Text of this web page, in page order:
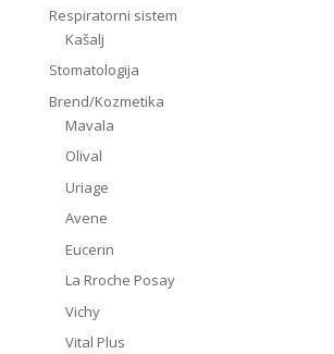
Respiratorni sistem
Kašalj
Stomatologija
Brend/Kozmetika
Mavala
Olival
Uriage
Avene
Eucerin
La Rroche Posay
Vichy
Vital Plus